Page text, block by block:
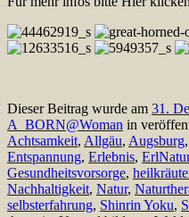
Dieser Beitrag wurde am 31.
A_BORN@Woman in
Achtsamkeit, Allgäu, Augsburg,
Entspannung, Erlebnis,
Gesundheitsvorsorge,
Nachhaltigkeit, Natur,
selbsterfahrung, Shinrin Yoku,